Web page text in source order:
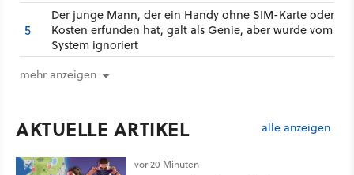
5
Der junge Mann, der ein Handy ohne SIM-Karte oder
Kosten erfunden hat, galt als Genie, aber wurde vom
System ignoriert
mehr anzeigen
AKTUELLE ARTIKEL alle anzeigen
vor 20 Minuten